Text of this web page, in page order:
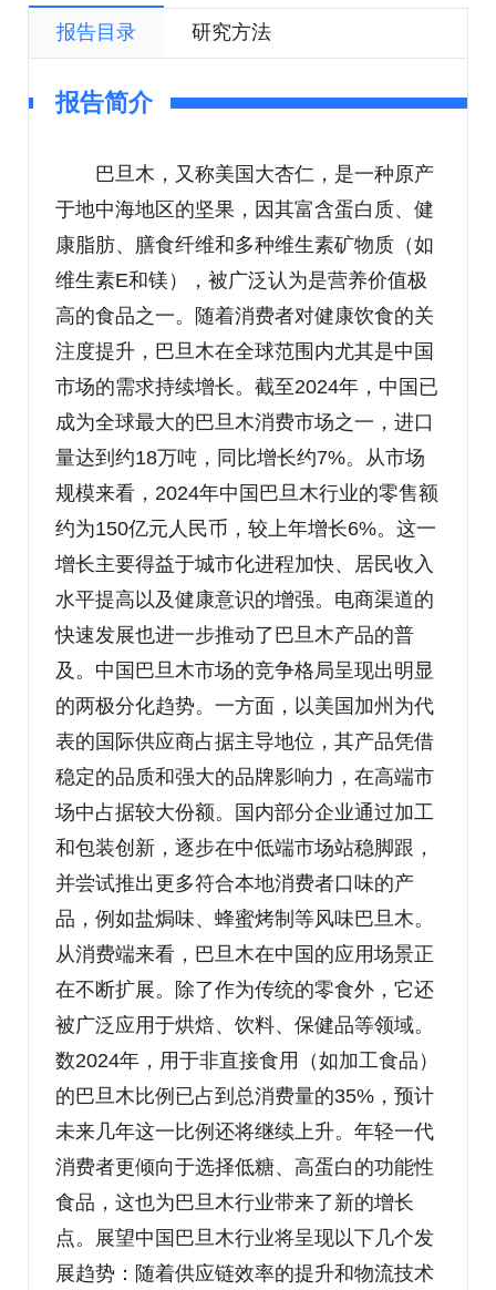
报告目录 研究方法
报告简介
巴旦木，又称美国大杏仁，是一种原产
于地中海地区的坚果，因其富含蛋白质、健
康脂肪、膳食纤维和多种维生素矿物质（如
维生素E和镁），被广泛认为是营养价值极
高的食品之一。随着消费者对健康饮食的关
注度提升，巴旦木在全球范围内尤其是中国
市场的需求持续增长。截至2024年，中国已
成为全球最大的巴旦木消费市场之一，进口
量达到约18万吨，同比增长约7%。从市场
规模来看，2024年中国巴旦木行业的零售额
约为150亿元人民币，较上年增长6%。这一
增长主要得益于城市化进程加快、居民收入
水平提高以及健康意识的增强。电商渠道的
快速发展也进一步推动了巴旦木产品的普
及。中国巴旦木市场的竞争格局呈现出明显
的两极分化趋势。一方面，以美国加州为代
表的国际供应商占据主导地位，其产品凭借
稳定的品质和强大的品牌影响力，在高端市
场中占据较大份额。国内部分企业通过加工
和包装创新，逐步在中低端市场站稳脚跟，
并尝试推出更多符合本地消费者口味的产
品，例如盐焗味、蜂蜜烤制等风味巴旦木。
从消费端来看，巴旦木在中国的应用场景正
在不断扩展。除了作为传统的零食外，它还
被广泛应用于烘焙、饮料、保健品等领域。
数2024年，用于非直接食用（如加工食品）
的巴旦木比例已占到总消费量的35%，预计
未来几年这一比例还将继续上升。年轻一代
消费者更倾向于选择低糖、高蛋白的功能性
食品，这也为巴旦木行业带来了新的增长
点。展望中国巴旦木行业将呈现以下几个发
展趋势：随着供应链效率的提升和物流技术